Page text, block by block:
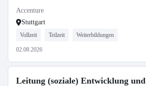
Accenture
Stuttgart
Vollzeit Teilzeit Weiterbildungen
02.08.2026
Leitung (soziale) Entwicklung und